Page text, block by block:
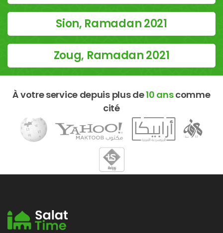
Sion, Ramadan 2021
Zoug, Ramadan 2021
À votre service depuis plus de10 anscomme
cité